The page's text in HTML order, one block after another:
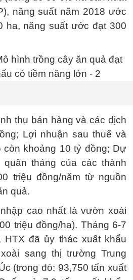
năng suất năm 2018 ước
ha, năng suất ước đạt 300
thu bán hàng và các dịch
Lợi nhuận sau thuế và
khoảng 10 tỷ đồng; Dự
quân tháng của các thành
triệu đồng/năm từ nguồn
quả.
cao nhất là vườn xoài
triệu đồng/ha). Tháng 6-7
HTX đã ủy thác xuất khẩu
sang thị trường Trung
(trong đó: 93,750 tấn xuất